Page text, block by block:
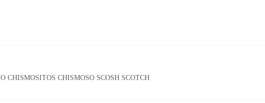
CHISMOSITOS CHISMOSO SCOSH SCOTCH